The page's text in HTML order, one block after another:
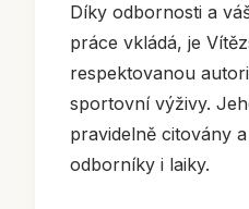
Díky odbornosti a
práce vkládá, je
respektovanou
sportovní výživy.
pravidelně citovány
odborníky i laiky.